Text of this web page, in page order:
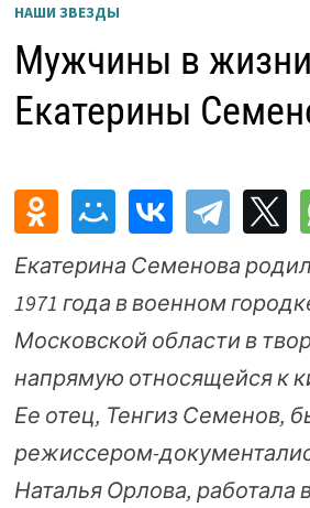
НАШИ ЗВЕЗДЫ
Мужчины в
Екатерины
Екатерина Семенова
1971 года в военном
Московской области в
напрямую относящейся к
Ее отец, Тенгиз Семенов,
режиссером-
Наталья Орлова, работала